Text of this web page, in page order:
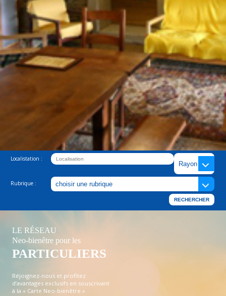
Localistation :
Rubrique :
LE RÉSEAU
Neo-bienêtre pour les
PARTICULIERS
Réjoignez-nous et profitez
d’avantages exclusifs en souscrivant
à la « Carte Neo-bienêtre »